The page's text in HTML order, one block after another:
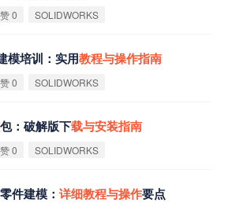
0 SOLIDWORKS
模培训：实用教程与操作指南
0 SOLIDWORKS
包：破解版下载与安装指南
0 SOLIDWORKS
件建模： 详细教程与操作要点